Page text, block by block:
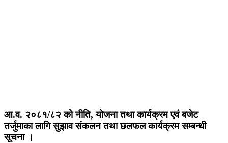
आ.व. २०८१/८२ को नीति, योजना तथा कार्यक्रम एवं बजेट
तर्जुमाका लागि सुझाव संकलन तथा छलफल कार्यक्रम सम्बन्धी
सूचना ।